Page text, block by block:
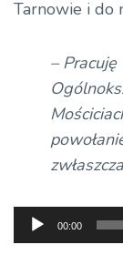
Tarnowie i do
– Pracuję
Odtwarzacz
plików
00:00